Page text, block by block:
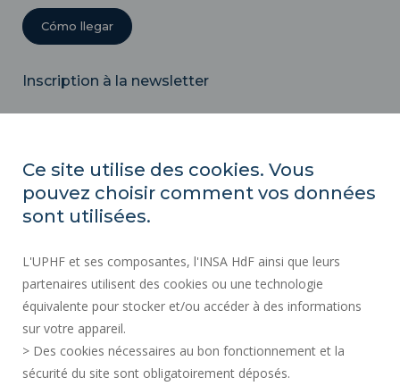
Cómo llegar
Inscription à la newsletter
ACTOS REGLAMENTARIOS
CONTRATACIÓN PÚBLICA
INFORMACIÓN LEGAL
SALA DE PRENSA
CONTRATACIÓN
Ce site utilise des cookies. Vous
pouvez choisir comment vos données
sont utilisées.
L'UPHF et ses composantes, l'INSA HdF ainsi que leurs
partenaires utilisent des cookies ou une technologie
équivalente pour stocker et/ou accéder à des informations
sur votre appareil.
> Des cookies nécessaires au bon fonctionnement et la
sécurité du site sont obligatoirement déposés.